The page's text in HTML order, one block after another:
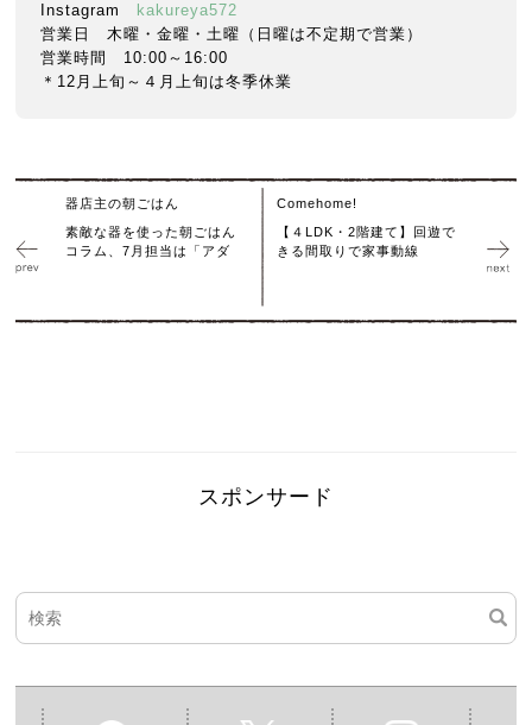
Instagram
kakureya572
営業日 木曜・金曜・土曜（日曜は不定期で営業）
営業時間 10:00～16:00
＊12月上旬～４月上旬は冬季休業
器店主の朝ごはん
素敵な器を使った朝ごはん
コラム、7月担当は「アダ
Comehome!
【４LDK・2階建て】回遊で
きる間取りで家事動線
スポンサード